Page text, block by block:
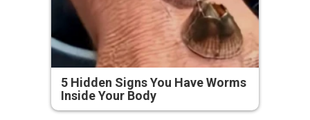
5 Hidden Signs You Have Worms
Inside Your Body